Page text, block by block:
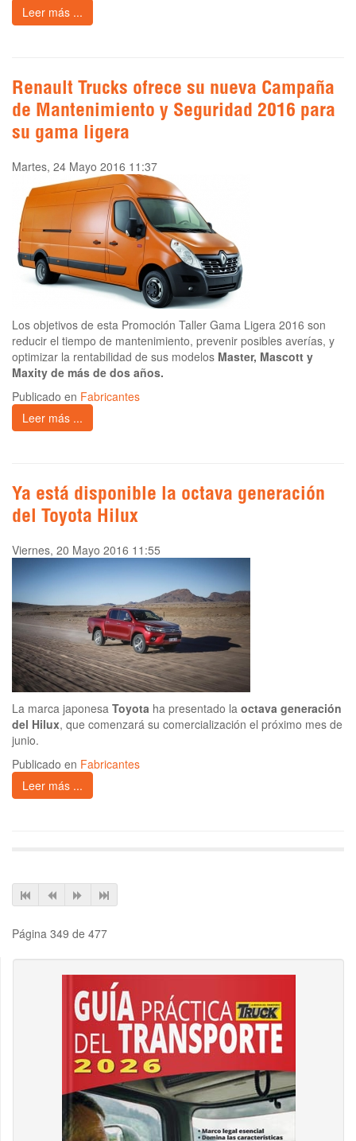
Leer más ...
Renault Trucks ofrece su nueva Campaña
de Mantenimiento y Seguridad 2016 para
su gama ligera
Martes, 24 Mayo 2016 11:37
Los objetivos de esta Promoción Taller Gama Ligera 2016 son
reducir el tiempo de mantenimiento, prevenir posibles averías, y
optimizar la rentabilidad de sus modelos Master, Mascott y
Maxity de más de dos años.
Publicado en Fabricantes
Leer más ...
Ya está disponible la octava generación
del Toyota Hilux
Viernes, 20 Mayo 2016 11:55
La marca japonesa Toyota ha presentado la octava generación
del Hilux, que comenzará su comercialización el próximo mes de
junio.
Publicado en Fabricantes
Leer más ...
Página 349 de 477